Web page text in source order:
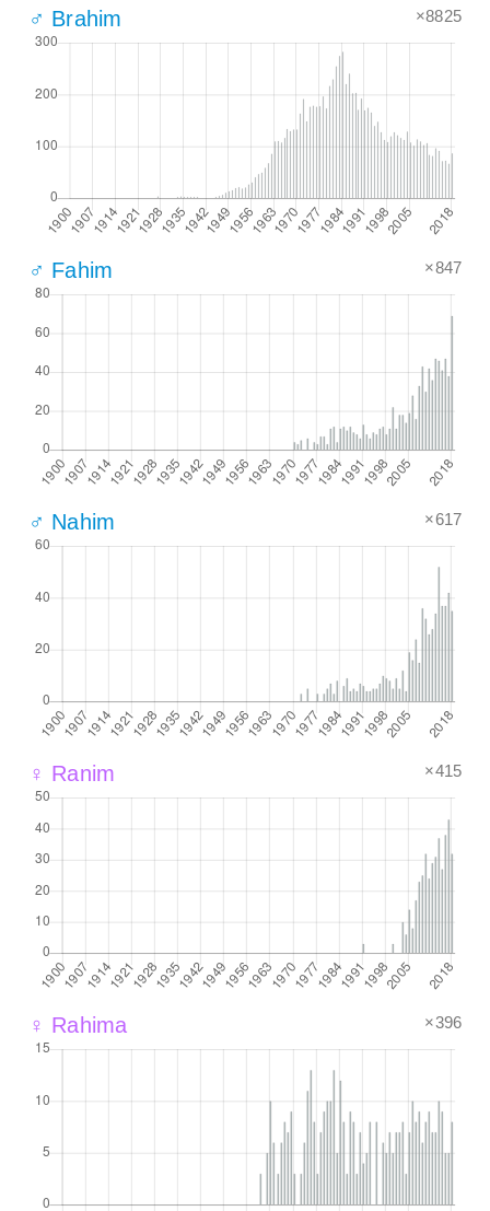
♂ Brahim ×8825
♂ Fahim ×847
♂ Nahim ×617
♀ Ranim ×415
♀ Rahima ×396